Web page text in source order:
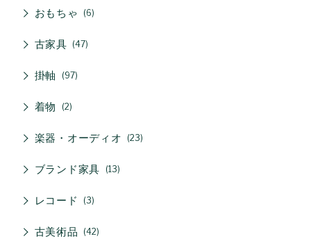
おもちゃ 6
古家具 47
掛軸 97
着物 2
楽器・オーディオ 23
ブランド家具 13
レコード 3
古美術品 42